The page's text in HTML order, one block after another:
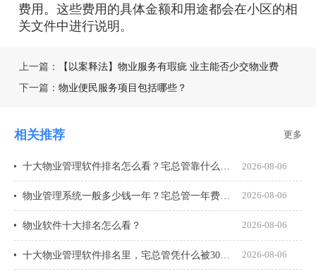
费用。这些费用的具体金额和用途都会在小区的相
关文件中进行说明。
上一篇：
【以案释法】物业服务有瑕疵 业主能否少交物业费
下一篇： 物业便民服务项目包括哪些？
相关推荐 更多
2026-08-06
2026-08-06
物业软件十大排名怎么看？ 2026-08-06
2026-08-06